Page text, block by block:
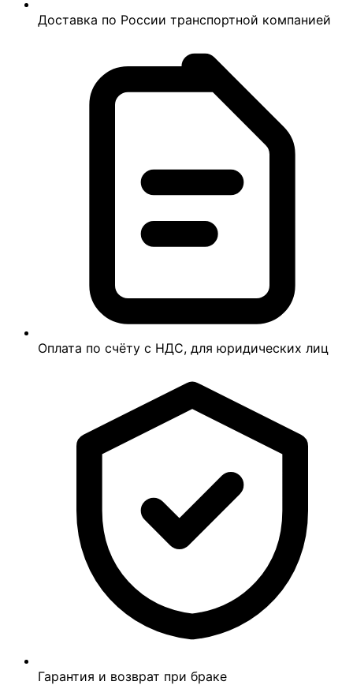
Доставка по России транспортной компанией
Оплата по счёту с НДС, для юридических лиц
Гарантия и возврат при браке